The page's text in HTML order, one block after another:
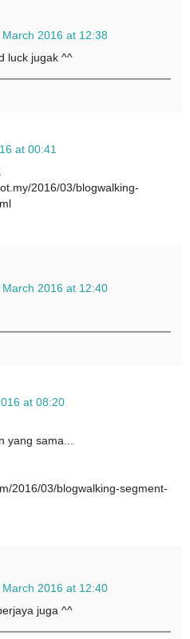
March 2016 at 12:38
luck jugak ^^
at 00:41
2016/03/blogwalking-
March 2016 at 12:40
at 08:20
yang sama...
2016/03/blogwalking-segment-
March 2016 at 12:40
juga ^^